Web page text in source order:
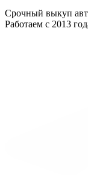
Срочный выкуп
Работаем с 2013